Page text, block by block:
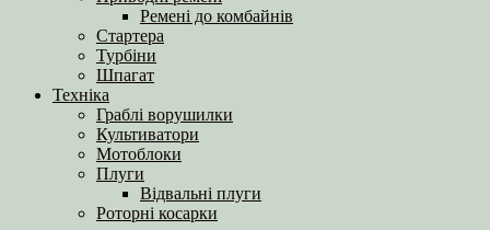
Ремені до комбайнів
Стартера
Турбіни
Шпагат
Техніка
Граблі ворушилки
Культиватори
Мотоблоки
Плуги
Відвальні плуги
Роторні косарки